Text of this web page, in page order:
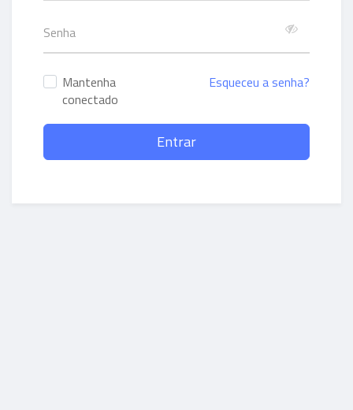
Mantenha
conectado
Esqueceu a senha?
Entrar